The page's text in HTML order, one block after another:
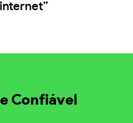
internet”
Confiável